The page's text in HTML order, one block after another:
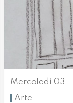
Mercoledì 03
Arte